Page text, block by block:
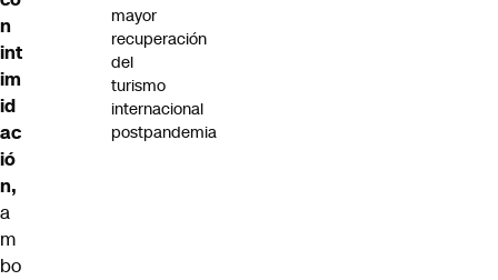
n
int
im
id
ac
ió
n,
a
m
bo
mayor
recuperación
del
turismo
internacional
postpandemia